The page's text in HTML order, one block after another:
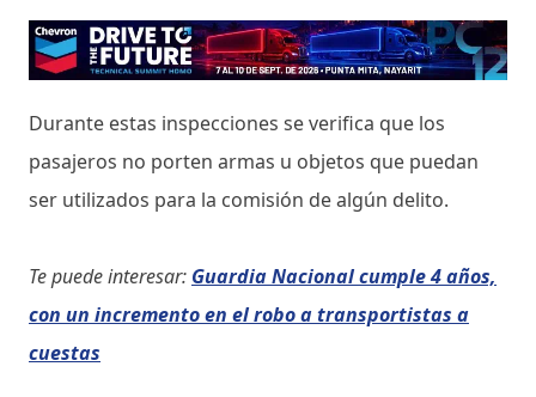
Durante estas inspecciones se verifica que los
pasajeros no porten armas u objetos que puedan
ser utilizados para la comisión de algún delito.
Te puede interesar: Guardia Nacional cumple 4 años,
con un incremento en el robo a transportistas a
cuestas